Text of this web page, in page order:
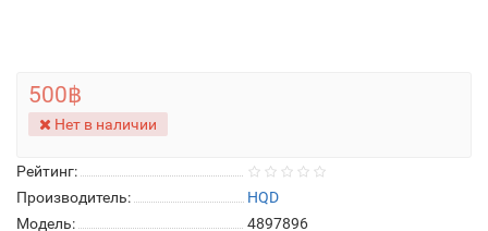
Рейтинг:
Производитель:
HQD
Модель:
4897896
500฿
Нет в наличии